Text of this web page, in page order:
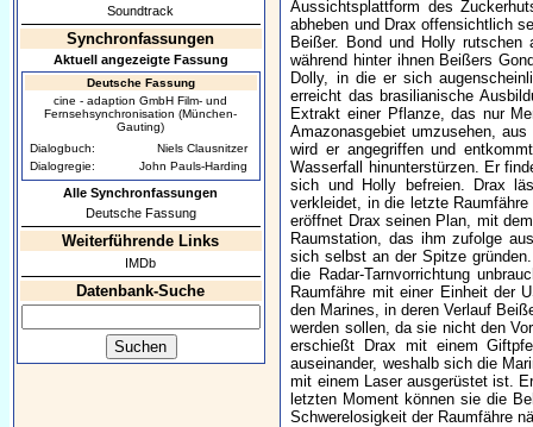
Soundtrack
Synchronfassungen
Aktuell angezeigte Fassung
Deutsche Fassung
cine - adaption GmbH Film- und
Fernsehsynchronisation (München-
Gauting)
Dialogbuch:
Niels Clausnitzer
Dialogregie:
John Pauls-Harding
Alle Synchronfassungen
Deutsche Fassung
Weiterführende Links
IMDb
Datenbank-Suche
Aussichtsplattform des
abheben und Drax offensichtlich
Beißer. Bond und Holly
während hinter ihnen Beißers
Dolly, in die er sich
erreicht das brasilianische
Extrakt einer Pflanze, das nur
Amazonas­gebiet umzusehen,
wird er angegriffen und
Wasserfall hinunterstürzen. Er
sich und Holly befreien. Drax
verkleidet, in die letzte
eröffnet Drax seinen Plan, mit
Raumstation, das ihm zufolge
sich selbst an der Spitze
die Radar-Tarnvorrichtung
Raumfähre mit einer Einheit der
den Marines, in deren Verlauf
werden sollen, da sie nicht den
erschießt Drax mit einem
auseinander, weshalb sich die
mit einem Laser ausgerüstet ist.
letzten Moment können sie die
Schwerelosigkeit der Raumfähre